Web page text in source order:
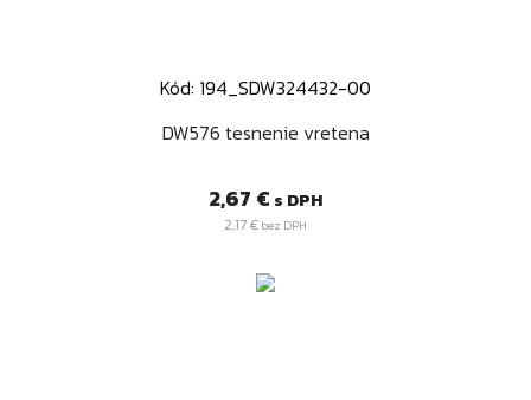
Kód: 194_SDW324432-00
DW576 tesnenie vretena
Cena
2,67 € s DPH
2,17 € bez DPH